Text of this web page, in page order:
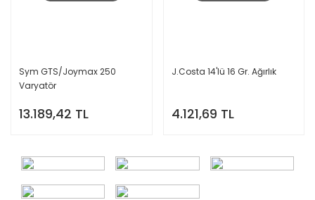
Sym GTS/Joymax 250
Varyatör
13.189,42 TL
J.Costa 14'lü 16 Gr. Ağırlık
4.121,69 TL